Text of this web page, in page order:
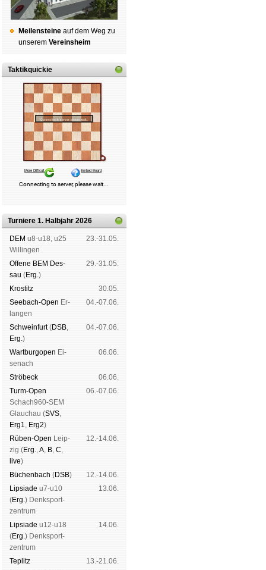
Mei­len­stei­ne auf dem Weg zu
un­se­rem Ver­eins­heim
Taktikquickie
Turniere 1. Halbjahr 2026
DEM u8-u18, u25
Wil­lin­gen
23.-31.05.
Offene BEM Des­
sau (Erg.)
29.-31.05.
Kros­titz
30.05.
See­bach-Open Er­
lan­gen
04.-07.06.
Schwein­furt(DSB,
Erg.)
04.-07.06.
Wart­burg­open Ei­
se­nach
06.06.
Strö­beck
06.06.
Turm-Open
Schach960-SEM
Glau­chau (SVS,
Erg1, Erg2)
06.-07.06.
Rüben-Open Leip­
zig (Erg.,A, B, C,
live)
12.-14.06.
Büchen­bach (DSB)
12.-14.06.
Lipsiade u7-u10
(Erg.) Denk­sport­
zen­trum
13.06.
Lipsiade u12-u18
(Erg.) Denk­sport­
zen­trum
14.06.
Tep­litz
13.-21.06.